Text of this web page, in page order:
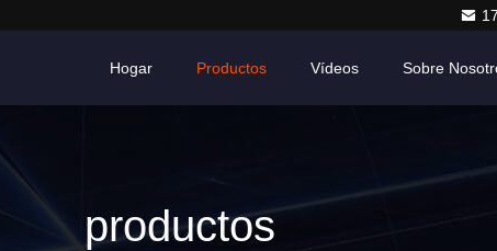
Hogar Productos Vídeos Sobre
productos